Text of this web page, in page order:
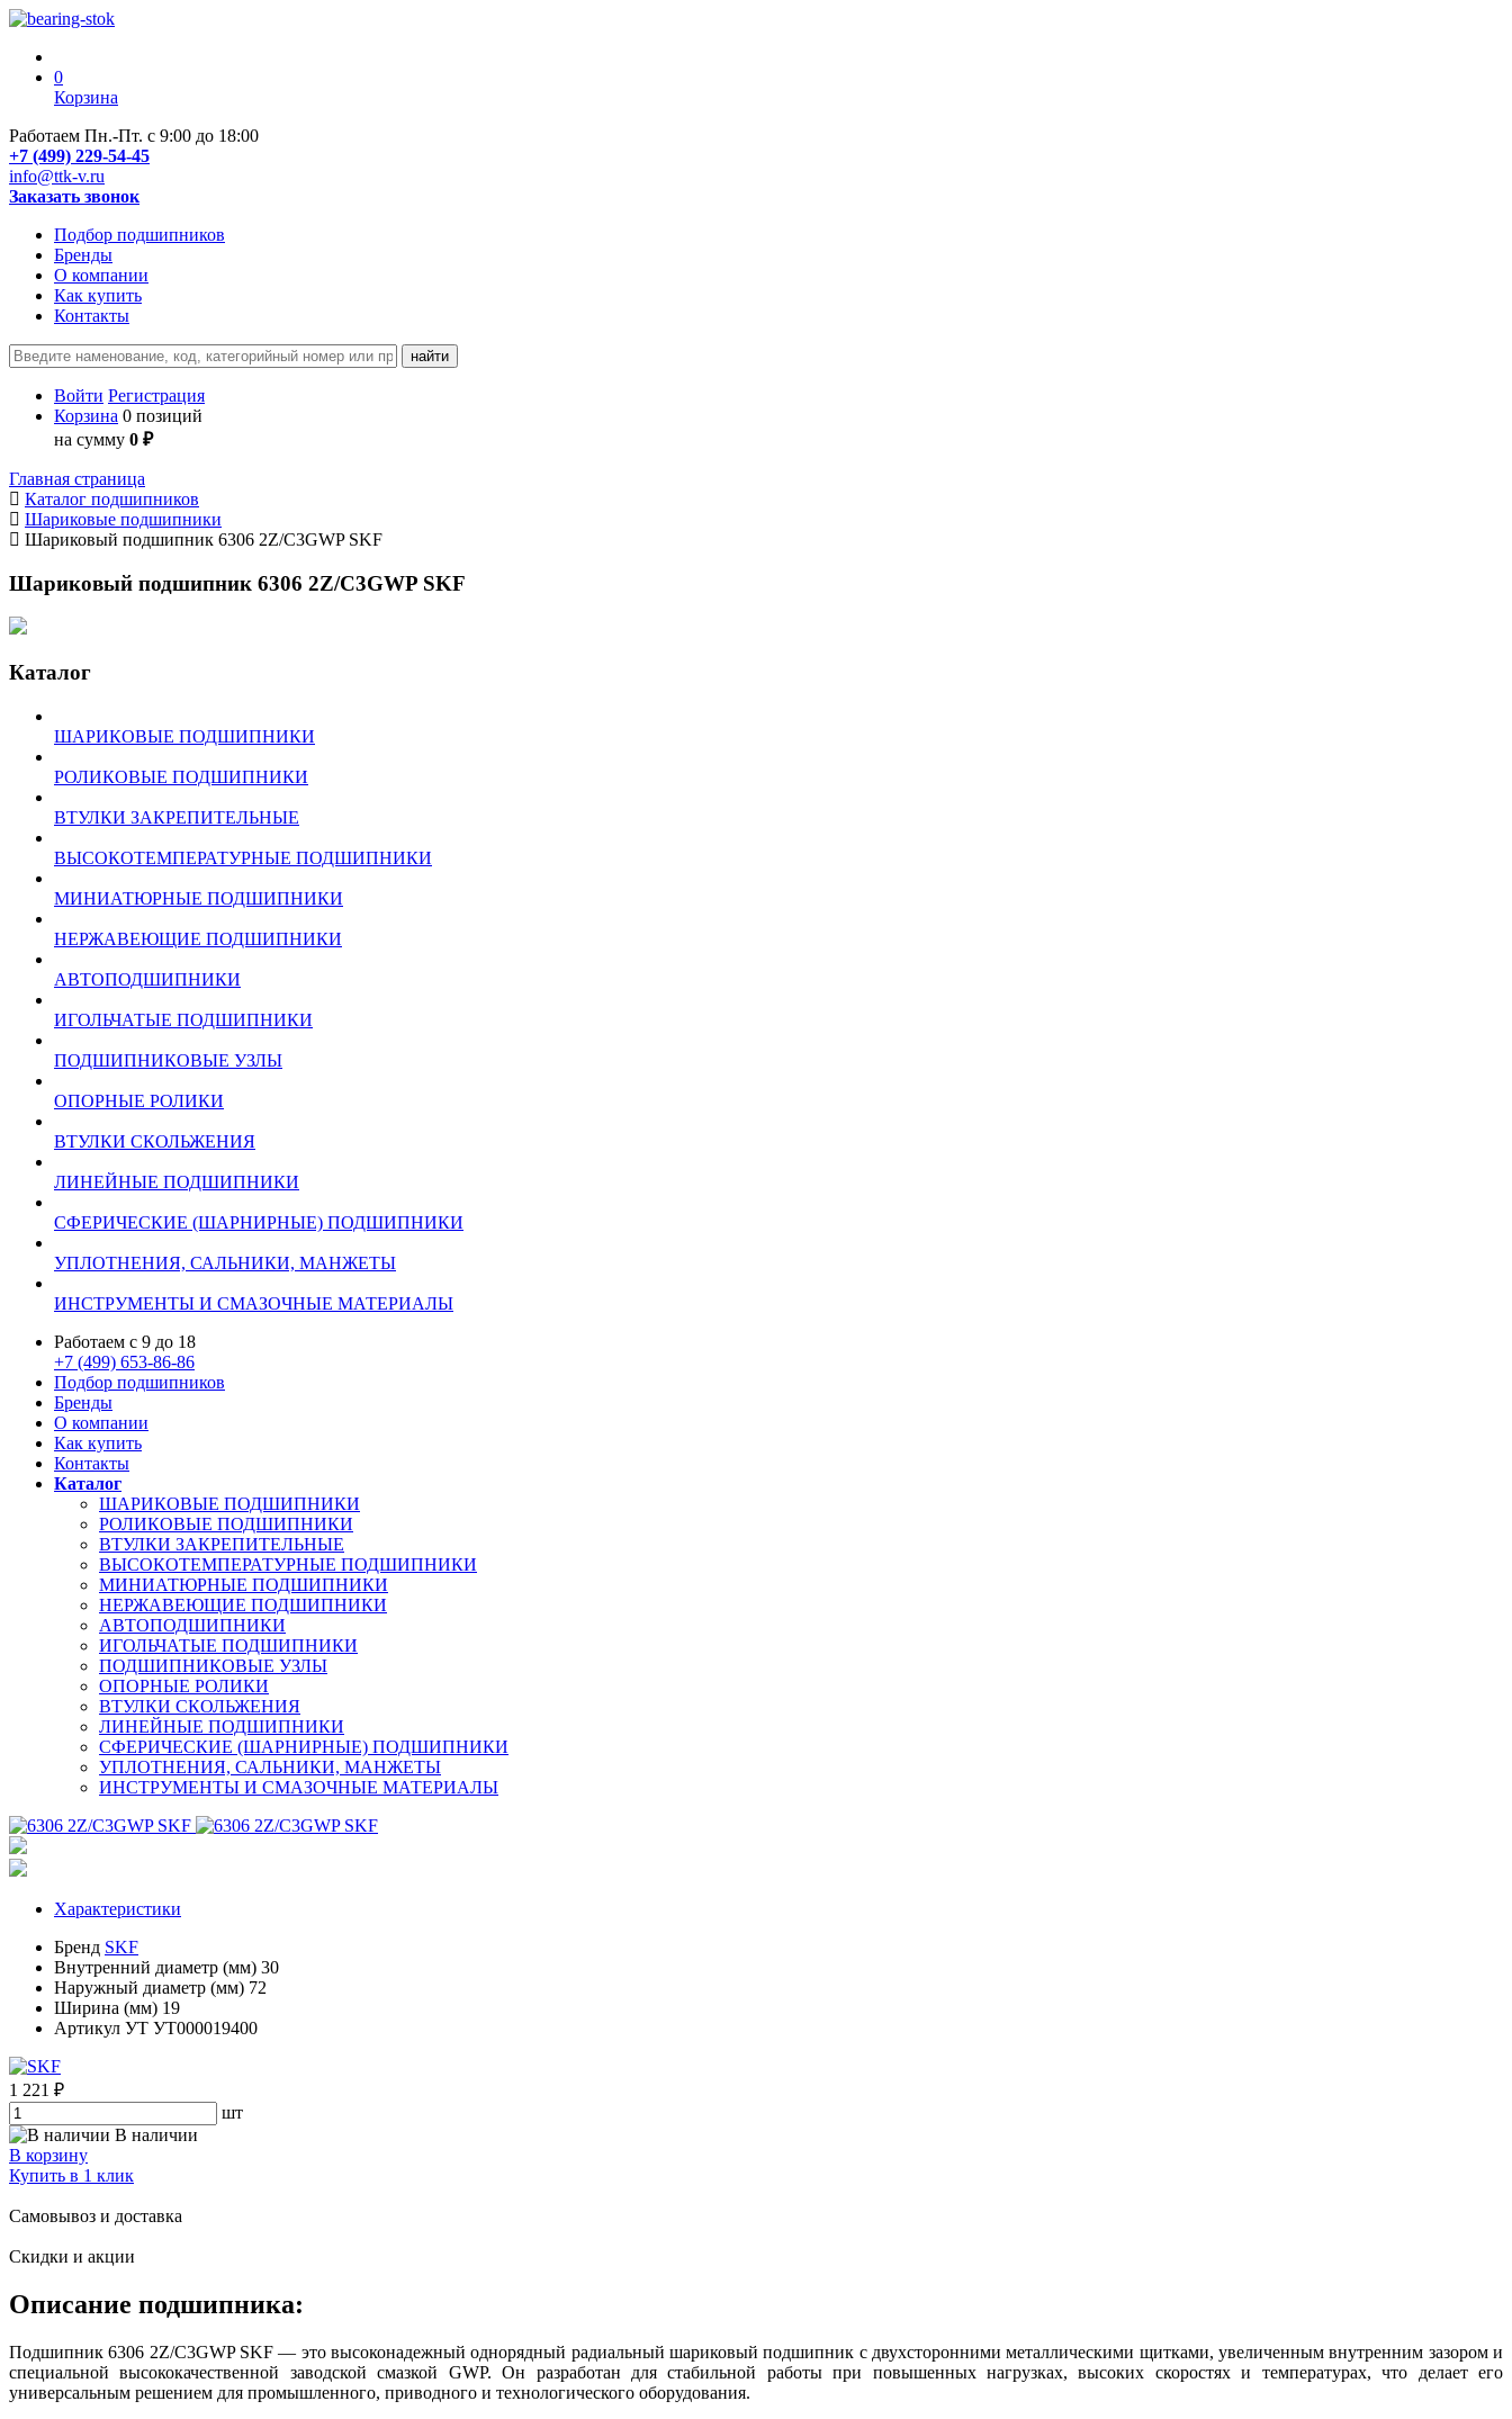
0
Корзина
Работаем Пн.-Пт. с 9:00 до 18:00
+7 (499) 229-54-45
info@ttk-v.ru
Заказать звонок
Подбор подшипников
Бренды
О компании
Как купить
Контакты
Войти Регистрация
Корзина 0 позиций
на сумму 0 ₽
Главная страница
Каталог подшипников
Шариковые подшипники
Шариковый подшипник 6306 2Z/C3GWP SKF
Шариковый подшипник 6306 2Z/C3GWP SKF
Каталог
ШАРИКОВЫЕ ПОДШИПНИКИ
РОЛИКОВЫЕ ПОДШИПНИКИ
ВТУЛКИ ЗАКРЕПИТЕЛЬНЫЕ
ВЫСОКОТЕМПЕРАТУРНЫЕ ПОДШИПНИКИ
МИНИАТЮРНЫЕ ПОДШИПНИКИ
НЕРЖАВЕЮЩИЕ ПОДШИПНИКИ
АВТОПОДШИПНИКИ
ИГОЛЬЧАТЫЕ ПОДШИПНИКИ
ПОДШИПНИКОВЫЕ УЗЛЫ
ОПОРНЫЕ РОЛИКИ
ВТУЛКИ СКОЛЬЖЕНИЯ
ЛИНЕЙНЫЕ ПОДШИПНИКИ
СФЕРИЧЕСКИЕ (ШАРНИРНЫЕ) ПОДШИПНИКИ
УПЛОТНЕНИЯ, САЛЬНИКИ, МАНЖЕТЫ
ИНСТРУМЕНТЫ И СМАЗОЧНЫЕ МАТЕРИАЛЫ
Работаем с 9 до 18
+7 (499) 653-86-86
Подбор подшипников
Бренды
О компании
Как купить
Контакты
Каталог
ШАРИКОВЫЕ ПОДШИПНИКИ
РОЛИКОВЫЕ ПОДШИПНИКИ
ВТУЛКИ ЗАКРЕПИТЕЛЬНЫЕ
ВЫСОКОТЕМПЕРАТУРНЫЕ ПОДШИПНИКИ
МИНИАТЮРНЫЕ ПОДШИПНИКИ
НЕРЖАВЕЮЩИЕ ПОДШИПНИКИ
АВТОПОДШИПНИКИ
ИГОЛЬЧАТЫЕ ПОДШИПНИКИ
ПОДШИПНИКОВЫЕ УЗЛЫ
ОПОРНЫЕ РОЛИКИ
ВТУЛКИ СКОЛЬЖЕНИЯ
ЛИНЕЙНЫЕ ПОДШИПНИКИ
СФЕРИЧЕСКИЕ (ШАРНИРНЫЕ) ПОДШИПНИКИ
УПЛОТНЕНИЯ, САЛЬНИКИ, МАНЖЕТЫ
ИНСТРУМЕНТЫ И СМАЗОЧНЫЕ МАТЕРИАЛЫ
Характеристики
Бренд SKF
Внутренний диаметр (мм) 30
Наружный диаметр (мм) 72
Ширина (мм) 19
Артикул УТ УТ000019400
1 221 ₽
шт
В наличии
В корзину
Купить в 1 клик
Самовывоз и доставка
Скидки и акции
Описание подшипника:
Подшипник 6306 2Z/C3GWP SKF — это высоконадежный однорядный радиальный шариковый подшипник с двухсторонними металлическими щитками, увеличенным внутренним зазором и
специальной высококачественной заводской смазкой GWP. Он разработан для стабильной работы при повышенных нагрузках, высоких скоростях и температурах, что делает его
универсальным решением для промышленного, приводного и технологического оборудования.